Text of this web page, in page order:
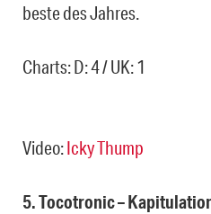
beste des Jahres.
Charts: D: 4 / UK: 1
Video:Icky Thump
5. Tocotronic –